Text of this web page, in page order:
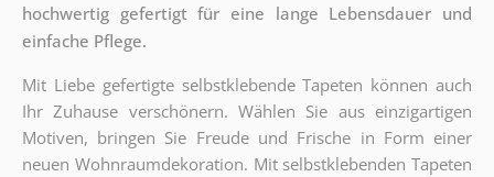
hochwertig gefertigt für eine lange Lebensdauer und
einfache Pflege.
Mit Liebe gefertigte selbstklebende Tapeten können auch
Ihr Zuhause verschönern. Wählen Sie aus einzigartigen
Motiven, bringen Sie Freude und Frische in Form einer
neuen Wohnraumdekoration. Mit selbstklebenden Tapeten